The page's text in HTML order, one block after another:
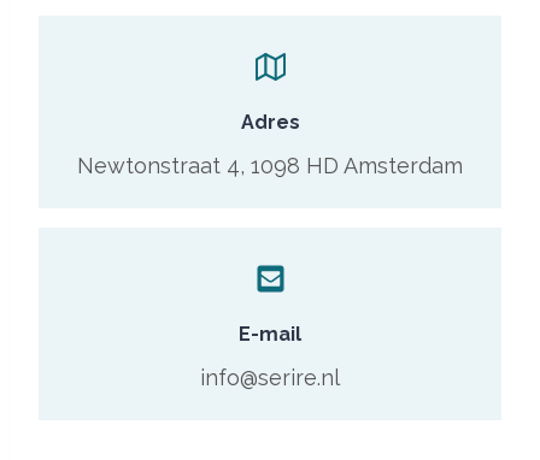
Adres
Newtonstraat 4, 1098 HD Amsterdam
E-mail
info@serire.nl